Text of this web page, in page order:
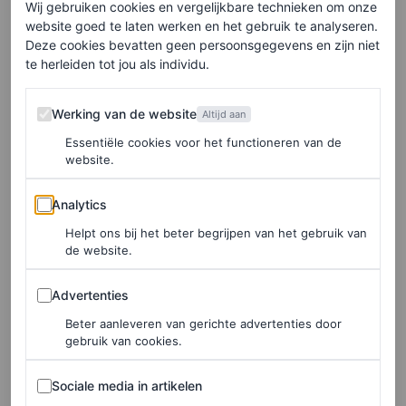
bedriegt
HANNAH JACKSON
FASHION NIEUWS
Greek goddess energy!
HANNAH JACKSON
RIP herenschoenen: met
deze coole designs ben je
de freak of the week
Wij gebruiken cookies en vergelijkbare technieken om onze
website goed te laten werken en het gebruik te analyseren.
Deze cookies bevatten geen persoonsgegevens en zijn niet
te herleiden tot jou als individu.
Werking van de website
Werking van de website Altijd aan
Essentiële cookies voor het functioneren van de
website.
Analytics
Analytics
Helpt ons bij het beter begrijpen van het gebruik van
de website.
Advertenties
Advertenties
Beter aanleveren van gerichte advertenties door
gebruik van cookies.
Sociale media in artikelen
Sociale media in artikelen